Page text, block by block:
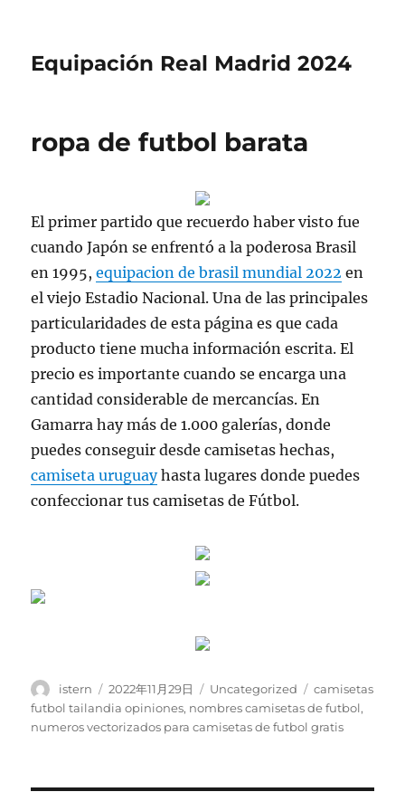
Equipación Real Madrid 2024
ropa de futbol barata
El primer partido que recuerdo haber visto fue
cuando Japón se enfrentó a la poderosa Brasil
en 1995,equipacion de brasil mundial 2022 en
el viejo Estadio Nacional. Una de las principales
particularidades de esta página es que cada
producto tiene mucha información escrita. El
precio es importante cuando se encarga una
cantidad considerable de mercancías. En
Gamarra hay más de 1.000 galerías, donde
puedes conseguir desde camisetas hechas,
camiseta uruguayhasta lugares donde puedes
confeccionar tus camisetas de Fútbol.
Autor
istern
Publicado
el
2022年11月29日 Categorías
Uncategorized Etiquetas
camisetas
futbol tailandia opiniones, nombres camisetas de futbol,
numeros vectorizados para camisetas de futbol gratis